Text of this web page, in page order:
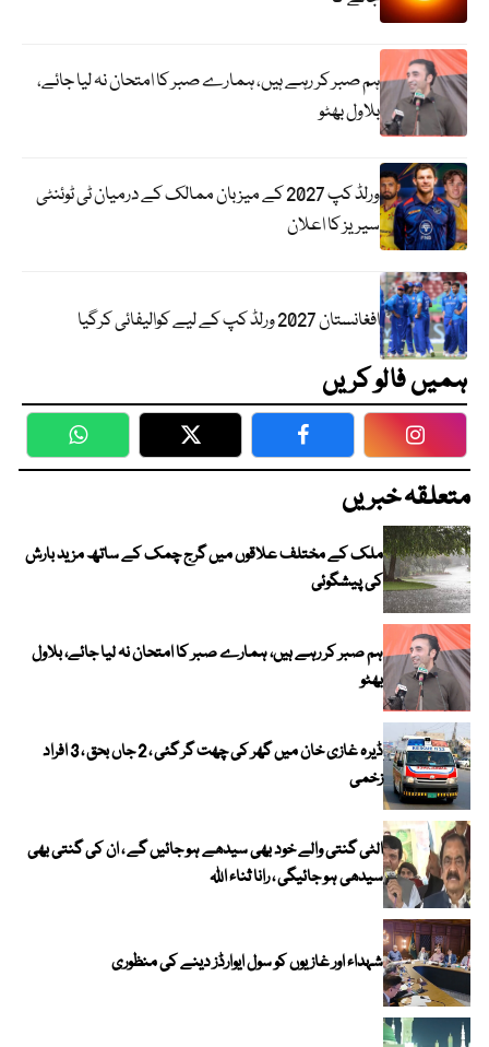
ہم صبر کر رہے ہیں، ہمارے صبر کا امتحان نہ لیا جائے،
بلاول بھٹو
ورلڈ کپ 2027 کے میزبان ممالک کے درمیان ٹی ٹوئنٹی
سیریز کا اعلان
افغانستان 2027 ورلڈ کپ کے لیے کوالیفائی کرگیا
ہمیں فالو کریں
WhatsApp Twitter Facebook
متعلقہ خبریں
ملک کے مختلف علاقوں میں گرج چمک کے ساتھ مزید بارش
کی پیشگوئی
ہم صبر کر رہے ہیں، ہمارے صبر کا امتحان نہ لیا جائے، بلاول
بھٹو
ڈیرہ غازی خان میں گھر کی چھت گر گئی ، 2 جاں بحق ، 3 افراد
زخمی
الٹی گنتی والے خود بھی سیدھے ہو جائیں گے ، ان کی گنتی بھی
سیدھی ہو جائیگی ، رانا ثناء اللہ
شہداء اور غازیوں کو سول ایوارڈز دینے کی منظوری